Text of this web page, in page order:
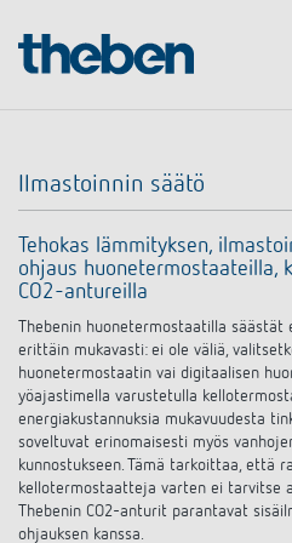
Tuotteet
KNX
Smart Home
DALI
Läsnäolo- ja
LED valaisin
OEM
OEM ratkaisuja
Ratkaisuja
KNX-järjestelmät
Liike- ja
Palvelu
Mediakirjasto
Yritys
Ilmastoinnin säätö
Tehokas lämmityksen,
ohjaus huonetermostaateilla,
CO2-antureilla
Thebenin huonetermostaatilla
erittäin mukavasti: ei ole väliä,
huonetermostaatin vai digitaalisen
yöajastimella varustetulla
energiakustannuksia mukavuudesta
soveltuvat erinomaisesti myös
kunnostukseen. Tämä tarkoittaa, että
kellotermostaatteja varten ei tarvitse
Thebenin CO2-anturit parantavat
ohjauksen kanssa.